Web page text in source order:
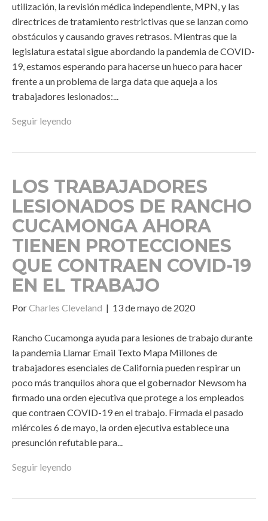
utilización, la revisión médica independiente, MPN, y las
directrices de tratamiento restrictivas que se lanzan como
obstáculos y causando graves retrasos. Mientras que la
legislatura estatal sigue abordando la pandemia de COVID-
19, estamos esperando para hacerse un hueco para hacer
frente a un problema de larga data que aqueja a los
trabajadores lesionados:...
Seguir leyendo
LOS TRABAJADORES
LESIONADOS DE RANCHO
CUCAMONGA AHORA
TIENEN PROTECCIONES
QUE CONTRAEN COVID-19
EN EL TRABAJO
PorCharles Cleveland | 13 de mayo de 2020
Rancho Cucamonga ayuda para lesiones de trabajo durante
la pandemia Llamar Email Texto Mapa Millones de
trabajadores esenciales de California pueden respirar un
poco más tranquilos ahora que el gobernador Newsom ha
firmado una orden ejecutiva que protege a los empleados
que contraen COVID-19 en el trabajo. Firmada el pasado
miércoles 6 de mayo, la orden ejecutiva establece una
presunción refutable para...
Seguir leyendo